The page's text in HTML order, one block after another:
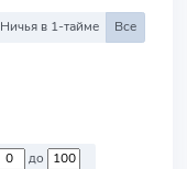
Ничья в 1-тайме Все
до